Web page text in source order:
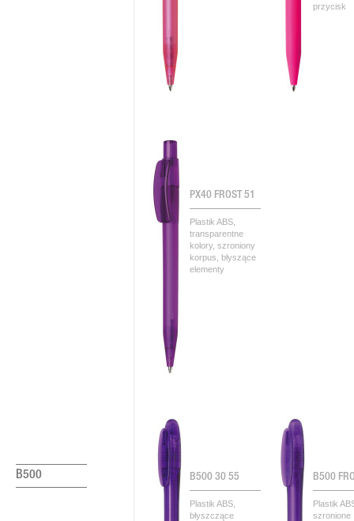
przycisk
PX40 FROST 51
Plastik ABS,
transparentne
kolory, szroniony
korpus, błyszące
elementy
B500 B500 30 55
Plastik ABS,
błyszczące
B500
Plastik
szronione